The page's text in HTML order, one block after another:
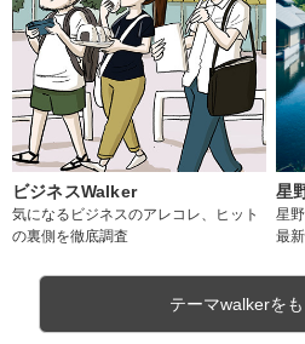
ビジネスWalker
気になるビジネスのアレコレ、ヒット
の裏側を徹底調査
星
星
最
テーマwalkerを